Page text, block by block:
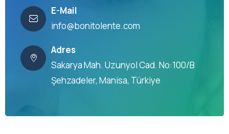
E-Mail
info@bonitolente.com
Adres
Sakarya Mah. Uzunyol Cad. No:100/B
Şehzadeler, Manisa, Türkiye